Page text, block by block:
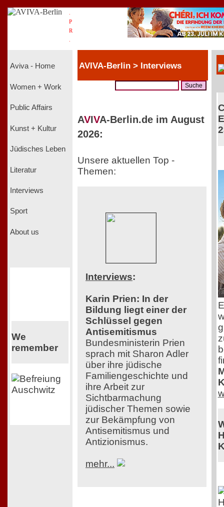
P
R
Aviva - Home
Women + Work
Public Affairs
Kunst + Kultur
Jüdisches Leben
Literatur
Interviews
Sport
About us
We
remember
AVIVA-Berlin > Interviews
AVIVA-Berlin.de im August
2026:
Unsere aktuellen Top -
Themen:
Interviews:
Karin Prien: In der
Bildung liegt einer der
Schlüssel gegen
Antisemitismus
Bundesministerin Prien
sprach mit Sharon Adler
über ihre jüdische
Familiengeschichte und
ihre Arbeit zur
Sichtbarmachung
jüdischer Themen sowie
zur Bekämpfung von
Antisemitismus und
Antizionismus.
mehr...